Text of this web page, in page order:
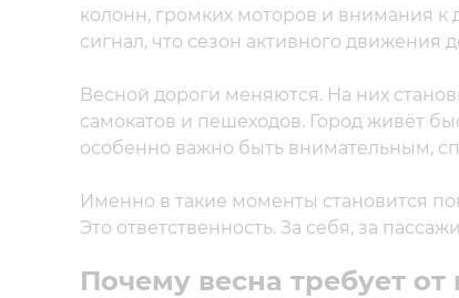
колонн, громких моторов и внимания к
сигнал, что сезон активного движения
Весной дороги меняются. На них
самокатов и пешеходов. Город живёт
особенно важно быть внимательным,
Именно в такие моменты становится
Это ответственность. За себя, за
Почему весна требует